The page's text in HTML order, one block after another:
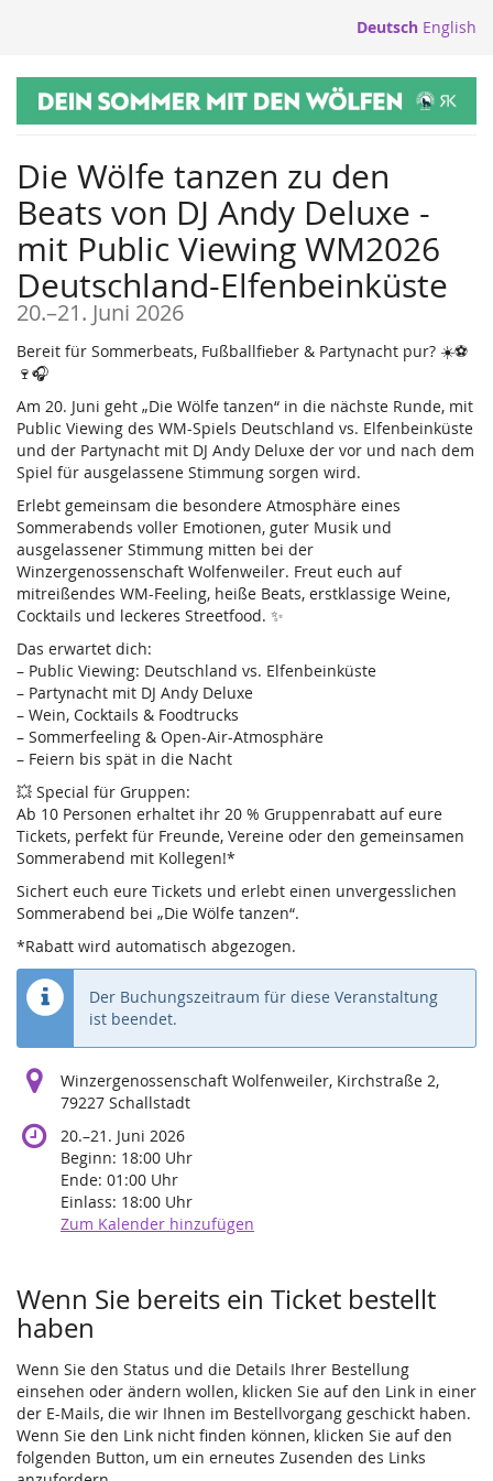
Deutsch English
Die Wölfe tanzen zu den
Beats von DJ Andy Deluxe -
mit Public Viewing WM2026
Deutschland-Elfenbeinküste
20.–bis
21. Juni 2026
Bereit für Sommerbeats, Fußballfieber & Partynacht pur? ☀️⚽
🍷🎧
Am 20. Juni geht „Die Wölfe tanzen“ in die nächste Runde, mit
Public Viewing des WM-Spiels Deutschland vs. Elfenbeinküste
und der Partynacht mit DJ Andy Deluxe der vor und nach dem
Spiel für ausgelassene Stimmung sorgen wird.
Erlebt gemeinsam die besondere Atmosphäre eines
Sommerabends voller Emotionen, guter Musik und
ausgelassener Stimmung mitten bei der
Winzergenossenschaft Wolfenweiler. Freut euch auf
mitreißendes WM-Feeling, heiße Beats, erstklassige Weine,
Cocktails und leckeres Streetfood. ✨
Das erwartet dich:
– Public Viewing: Deutschland vs. Elfenbeinküste
– Partynacht mit DJ Andy Deluxe
– Wein, Cocktails & Foodtrucks
– Sommerfeeling & Open-Air-Atmosphäre
– Feiern bis spät in die Nacht
💥 Special für Gruppen:
Ab 10 Personen erhaltet ihr 20 % Gruppenrabatt auf eure
Tickets, perfekt für Freunde, Vereine oder den gemeinsamen
Sommerabend mit Kollegen!*
Sichert euch eure Tickets und erlebt einen unvergesslichen
Sommerabend bei „Die Wölfe tanzen“.
*Rabatt wird automatisch abgezogen.
Der Buchungszeitraum für diese Veranstaltung
ist beendet.
Winzergenossenschaft Wolfenweiler, Kirchstraße 2,
79227 Schallstadt
20.–bis
21. Juni 2026
Beginn: 18:00 Uhr
Ende: 01:00 Uhr
Einlass: 18:00 Uhr
Zum Kalender hinzufügen
Wenn Sie bereits ein Ticket bestellt
haben
Wenn Sie den Status und die Details Ihrer Bestellung
einsehen oder ändern wollen, klicken Sie auf den Link in einer
der E-Mails, die wir Ihnen im Bestellvorgang geschickt haben.
Wenn Sie den Link nicht finden können, klicken Sie auf den
folgenden Button, um ein erneutes Zusenden des Links